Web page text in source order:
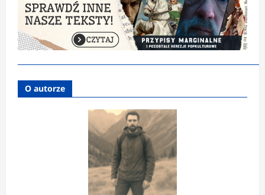
O autorze